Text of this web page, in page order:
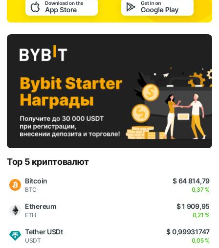
Top 5 криптовалют
Bitcoin
BTC
$ 64 814,79
0,37 %
Ethereum
ETH
$ 1 909,95
0,21 %
Tether USDt
USDT
$ 0,99931747
0,05 %